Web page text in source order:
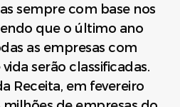
sempre com base nos
que o último ano
as empresas com
serão classificadas.
Receita, em fevereiro